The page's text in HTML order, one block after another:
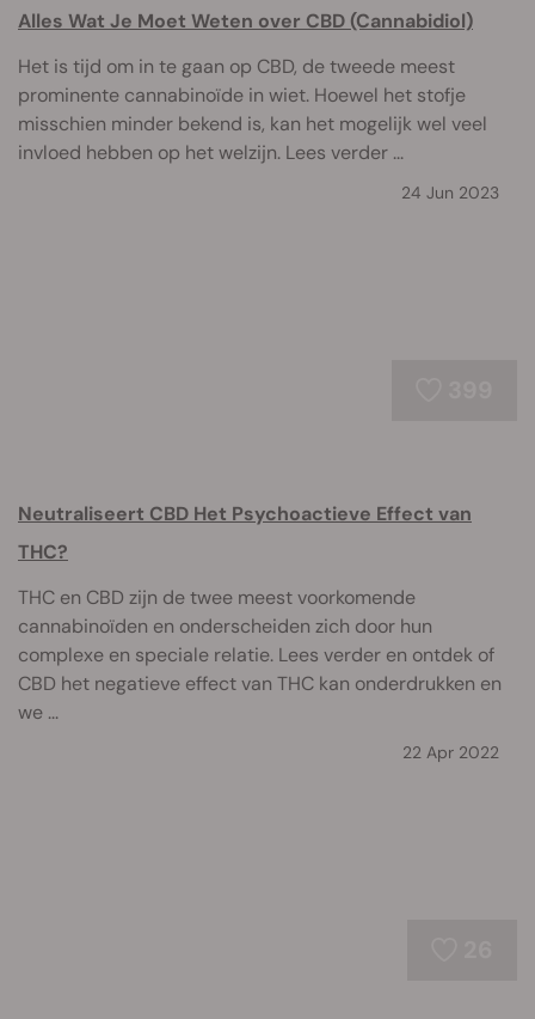
Alles Wat Je Moet Weten over CBD (Cannabidiol)
Het is tijd om in te gaan op CBD, de tweede meest
prominente cannabinoïde in wiet. Hoewel het stofje
misschien minder bekend is, kan het mogelijk wel veel
invloed hebben op het welzijn. Lees verder ...
24 Jun 2023
Neutraliseert CBD Het Psychoactieve Effect van
THC?
THC en CBD zijn de twee meest voorkomende
cannabinoïden en onderscheiden zich door hun
complexe en speciale relatie. Lees verder en ontdek of
CBD het negatieve effect van THC kan onderdrukken en
we ...
22 Apr 2022